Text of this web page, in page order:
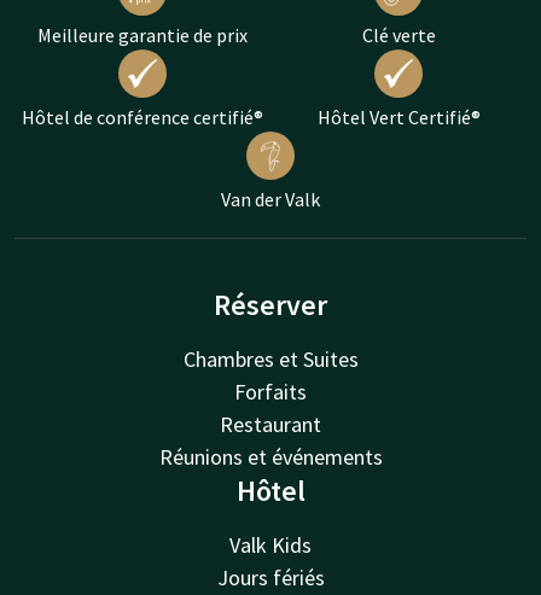
Meilleure garantie de prix Clé verte
Hôtel de conférence certifié® Hôtel Vert Certifié®
Van der Valk
Réserver
Chambres et Suites
Forfaits
Restaurant
Réunions et événements
Hôtel
Valk Kids
Jours fériés